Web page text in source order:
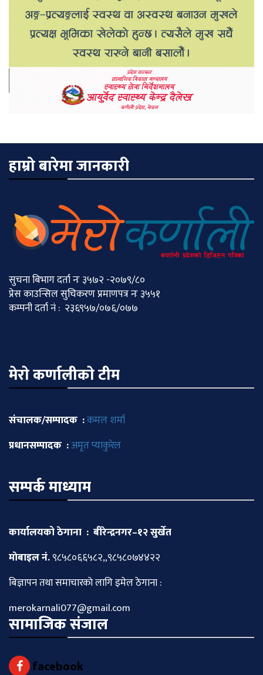
हाम्रो बारेमा जानकारी
सुचना बिभाग दर्ता नः ३५७२ -२०७९/८०
प्रेस काउन्सिल सुचिकरण प्रमाणपत्र नः ३५५१
कम्पनी दर्ता नं : २३६९५७/०७६/०७७
मेराे कर्णालीकाे टीम
संचालक/सम्पादक :कमल शर्मा
प्रधानसम्पादक :अमृत प्याकुरेल
सम्पर्क माध्याम
कार्यालयको ठेगाना : बीरेन्द्रनगर–१२ सुर्खेत
माेबाइल नं.९८५८०६६५८२,,९८५८०७४४२२
बिज्ञापन तथा समाचारकाे लागि इमेल ठेगाना :
merokarnali077@gmail.com
सामाजिक संजाल
facebook